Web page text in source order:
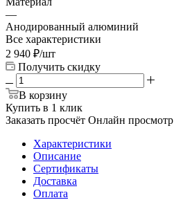
—
Анодированный алюминий
Все характеристики
2 940 ₽/шт
Получить скидку
В корзину
Купить в 1 клик
Заказать просчёт Онлайн просмотр
Характеристики
Описание
Сертификаты
Доставка
Оплата